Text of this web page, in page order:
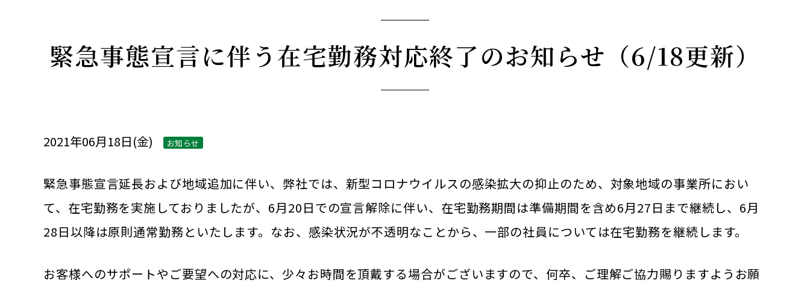
緊急事態宣言に伴う在宅勤務対応終了のお知らせ（6/18更新）
2021年06月18日(金) お知らせ
緊急事態宣言延長および地域追加に伴い、弊社では、新型コロナウイルスの感染拡大の抑止のため、対象地域の事業所におい
て、在宅勤務を実施しておりましたが、6月20日での宣言解除に伴い、在宅勤務期間は準備期間を含め6月27日まで継続し、6月
28日以降は原則通常勤務といたします。なお、感染状況が不透明なことから、一部の社員については在宅勤務を継続します。
お客様へのサポートやご要望への対応に、少々お時間を頂戴する場合がございますので、何卒、ご理解ご協力賜りますようお願